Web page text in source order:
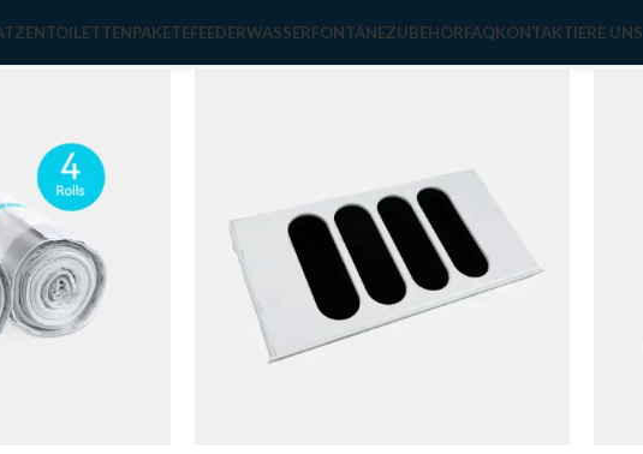
FEEDERWASSERFONTÄNEZUBEHÖRFAQKONTAKTIERE UNS